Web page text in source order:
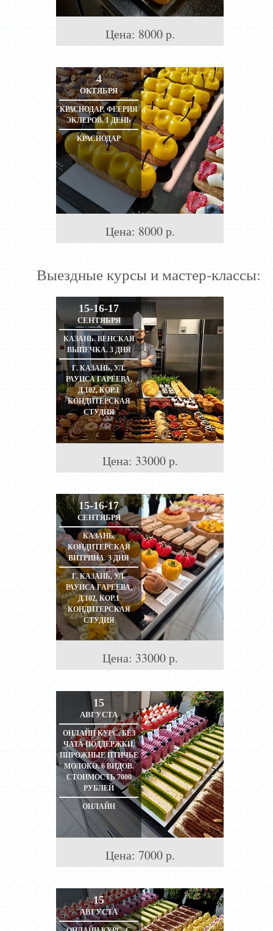
Цена: 8000 р.
4
ОКТЯБРЯ
КРАСНОДАР. ФЕЕРИЯ
ЭКЛЕРОВ. 1 ДЕНЬ
КРАСНОДАР
Цена: 8000 р.
Выездные курсы и мастер-классы:
15-16-17
СЕНТЯБРЯ
КАЗАНЬ. ВЕНСКАЯ
ВЫПЕЧКА. 3 ДНЯ
Г. КАЗАНЬ, УЛ.
РАУИСА ГАРЕЕВА,
Д.102, КОР.1
КОНДИТЕРСКАЯ
СТУДИЯ
Цена: 33000 р.
15-16-17
СЕНТЯБРЯ
КАЗАНЬ.
КОНДИТЕРСКАЯ
ВИТРИНА. 3 ДНЯ
Г. КАЗАНЬ, УЛ.
РАУИСА ГАРЕЕВА,
Д.102, КОР.1
КОНДИТЕРСКАЯ
СТУДИЯ
Цена: 33000 р.
15
АВГУСТА
ОНЛАЙН КУРС. БЕЗ
ЧАТА ПОДДЕРЖКИ.
ПИРОЖНЫЕ ПТИЧЬЕ
МОЛОКО. 6 ВИДОВ.
СТОИМОСТЬ 7000
РУБЛЕЙ
ОНЛАЙН
Цена: 7000 р.
15
АВГУСТА